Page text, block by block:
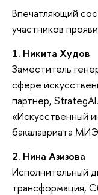
Впечатляющий
участников
1. Никита Худов
Заместитель
сфере
партнер,
«Искусственный
бакалавриата
2. Нина Азизова
Исполнительный
трансформация,